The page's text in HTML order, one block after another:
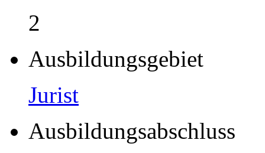
2
Ausbildungsgebiet
Jurist
Ausbildungsabschluss